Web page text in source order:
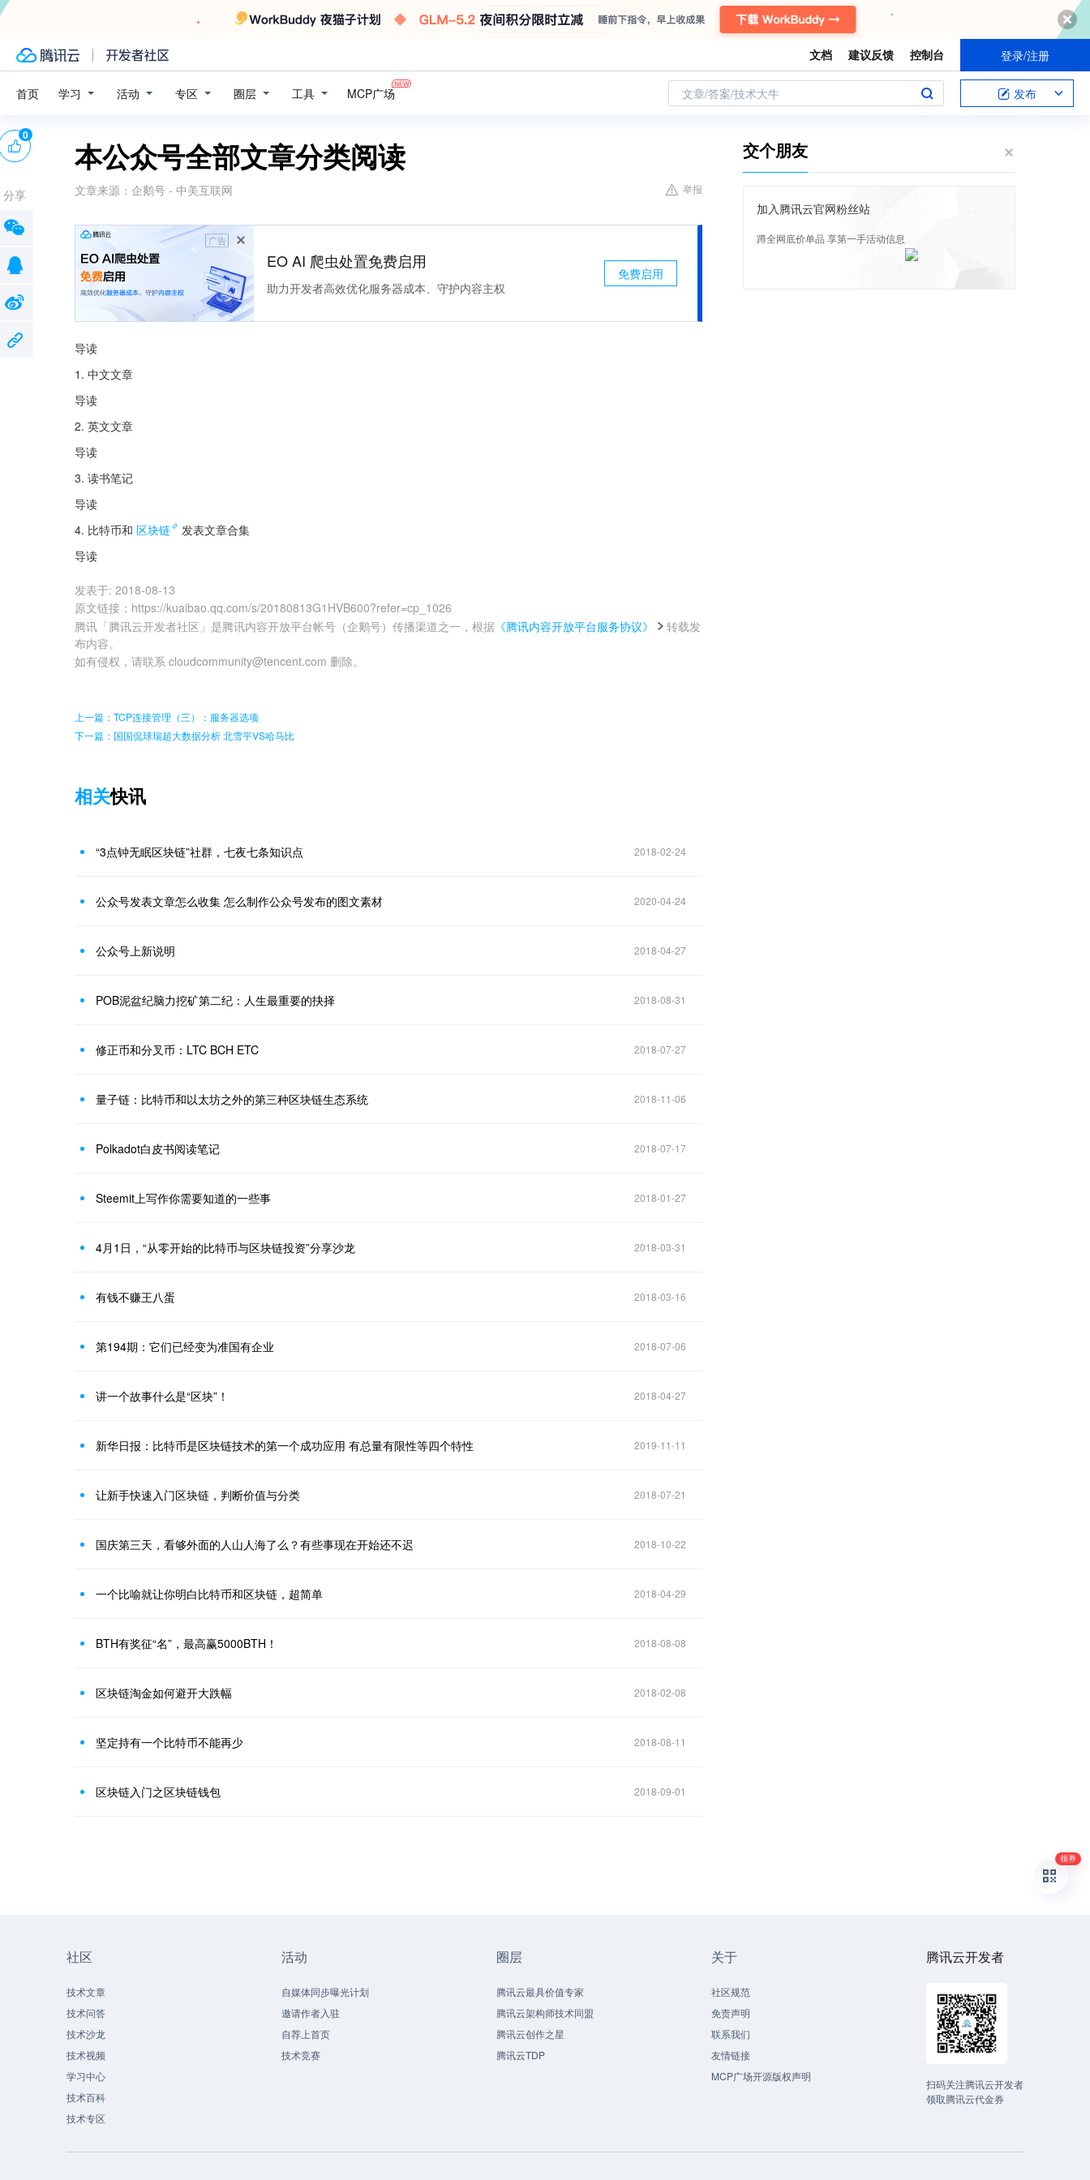
文档 建议反馈 控制台 登录/注册
首页 学习 活动 专区 圈层 工具 MCP广场 文章/答案/技术大牛 发布
本公众号全部文章分类阅读
文章来源： 企鹅号 - 中美互联网 举报
广告
EO AI 爬虫处置免费启用
助力开发者高效优化服务器成本、守护内容主权
免费启用
导读
1. 中文文章
导读
2. 英文文章
导读
3. 读书笔记
导读
4. 比特币和 区块链
发表文章合集
导读
发表于: 2018-08-13
原文链接 ： https://kuaibao.qq.com/s/20180813G1HVB600?refer=cp_1026
腾讯「腾讯云开发者社区」是腾讯内容开放平台帐号（企鹅号）传播渠道之一，根据 《腾讯内容开放平台服务协议》
转载发
布内容。
如有侵权，请联系 cloudcommunity@tencent.com 删除。
0
分享
上一篇：TCP连接管理（三）：服务器选项
下一篇：国国侃球瑞超大数据分析 北雪平VS哈马比
相关快讯
“3点钟无眠区块链”社群，七夜七条知识点 2018-02-24
公众号发表文章怎么收集 怎么制作公众号发布的图文素材 2020-04-24
公众号上新说明 2018-04-27
POB泥盆纪脑力挖矿第二纪：人生最重要的抉择 2018-08-31
修正币和分叉币：LTC BCH ETC 2018-07-27
量子链：比特币和以太坊之外的第三种区块链生态系统 2018-11-06
Polkadot白皮书阅读笔记 2018-07-17
Steemit上写作你需要知道的一些事 2018-01-27
4月1日，“从零开始的比特币与区块链投资”分享沙龙 2018-03-31
有钱不赚王八蛋 2018-03-16
第194期：它们已经变为准国有企业 2018-07-06
讲一个故事什么是“区块”！ 2018-04-27
新华日报：比特币是区块链技术的第一个成功应用 有总量有限性等四个特性 2019-11-11
让新手快速入门区块链，判断价值与分类 2018-07-21
国庆第三天，看够外面的人山人海了么？有些事现在开始还不迟 2018-10-22
一个比喻就让你明白比特币和区块链，超简单 2018-04-29
BTH有奖征“名”，最高赢5000BTH！ 2018-08-08
区块链淘金如何避开大跌幅 2018-02-08
坚定持有一个比特币不能再少 2018-08-11
区块链入门之区块链钱包 2018-09-01
交个朋友
加入腾讯云官网粉丝站
蹲全网底价单品 享第一手活动信息
社区
技术文章
技术问答
技术沙龙
技术视频
学习中心
技术百科
技术专区
活动
自媒体同步曝光计划
邀请作者入驻
自荐上首页
技术竞赛
圈层
腾讯云最具价值专家
腾讯云架构师技术同盟
腾讯云创作之星
腾讯云TDP
关于
社区规范
免责声明
联系我们
友情链接
MCP广场开源版权声明
腾讯云开发者
扫码关注腾讯云开发者
领取腾讯云代金券
领券